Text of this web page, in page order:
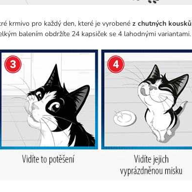
krmivo pro každý den, které je vyrobené z chutných kousků
balením obdržíte 24 kapsiček se 4 lahodnými variantami.